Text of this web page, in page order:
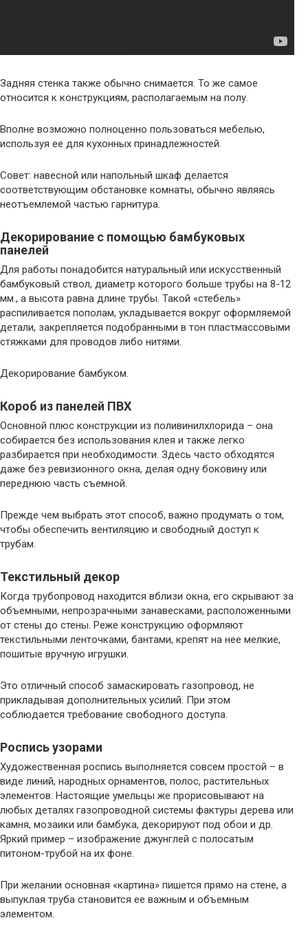
Задняя стенка также обычно снимается. То же самое
относится к конструкциям, располагаемым на полу.
Вполне возможно полноценно пользоваться мебелью,
используя ее для кухонных принадлежностей.
Совет: навесной или напольный шкаф делается
соответствующим обстановке комнаты, обычно являясь
неотъемлемой частью гарнитура.
Декорирование с помощью бамбуковых
панелей
Для работы понадобится натуральный или искусственный
бамбуковый ствол, диаметр которого больше трубы на 8-12
мм., а высота равна длине трубы. Такой «стебель»
распиливается пополам, укладывается вокруг оформляемой
детали, закрепляется подобранными в тон пластмассовыми
стяжками для проводов либо нитями.
Декорирование бамбуком.
Короб из панелей ПВХ
Основной плюс конструкции из поливинилхлорида – она
собирается без использования клея и также легко
разбирается при необходимости. Здесь часто обходятся
даже без ревизионного окна, делая одну боковину или
переднюю часть съемной.
Прежде чем выбрать этот способ, важно продумать о том,
чтобы обеспечить вентиляцию и свободный доступ к
трубам.
Текстильный декор
Когда трубопровод находится вблизи окна, его скрывают за
объемными, непрозрачными занавесками, расположенными
от стены до стены. Реже конструкцию оформляют
текстильными ленточками, бантами, крепят на нее мелкие,
пошитые вручную игрушки.
Это отличный способ замаскировать газопровод, не
прикладывая дополнительных усилий. При этом
соблюдается требование свободного доступа.
Роспись узорами
Художественная роспись выполняется совсем простой – в
виде линий, народных орнаментов, полос, растительных
элементов. Настоящие умельцы же прорисовывают на
любых деталях газопроводной системы фактуры дерева или
камня, мозаики или бамбука, декорируют под обои и др.
Яркий пример – изображение джунглей с полосатым
питоном-трубой на их фоне.
При желании основная «картина» пишется прямо на стене, а
выпуклая труба становится ее важным и объемным
элементом.